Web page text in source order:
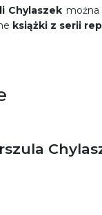
Chylaszek
książki z serii